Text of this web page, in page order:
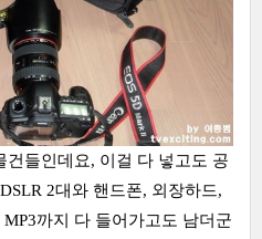
건들인데요, 이걸 다 넣고도 공
2대와 핸드폰, 외장하드,
까지 다 들어가고도 남더군